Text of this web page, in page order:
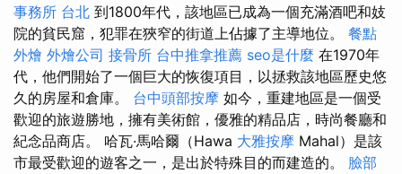
事務所 台北 到1800年代，該地區已成為一個充滿酒吧和妓
院的貧民窟，犯罪在狹窄的街道上佔據了主導地位。 餐點
外燴 外燴公司 接骨所 台中推拿推薦 seo是什麼 在1970年
代，他們開始了一個巨大的恢復項目，以拯救該地區歷史悠
久的房屋和倉庫。 台中頭部按摩 如今，重建地區是一個受
歡迎的旅遊勝地，擁有美術館，優雅的精品店，時尚餐廳和
紀念品商店。 哈瓦·馬哈爾（Hawa 大雅按摩 Mahal）是該
市最受歡迎的遊客之一，是出於特殊目的而建造的。 臉部